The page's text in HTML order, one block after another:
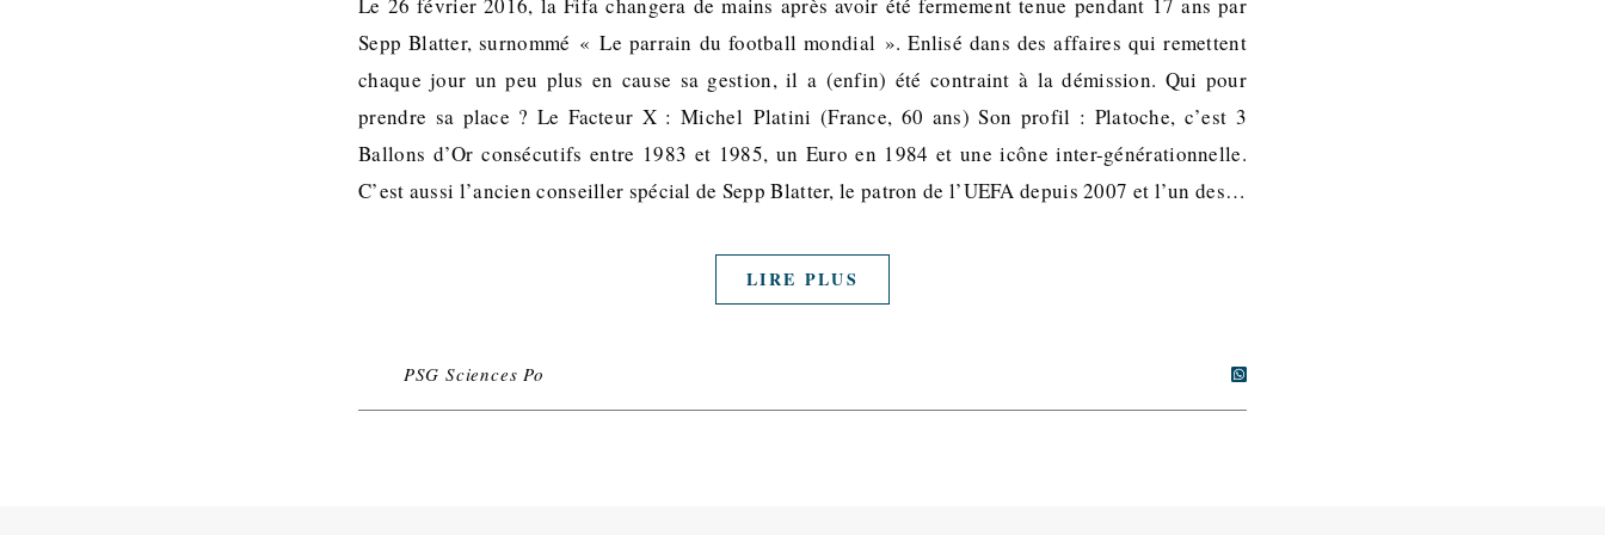
Sepp Blatter, surnommé « Le parrain du football mondial ». Enlisé dans des affaires qui remettent
chaque jour un peu plus en cause sa gestion, il a (enfin) été contraint à la démission. Qui pour
prendre sa place ? Le Facteur X : Michel Platini (France, 60 ans) Son profil : Platoche, c’est 3
Ballons d’Or consécutifs entre 1983 et 1985, un Euro en 1984 et une icône inter-générationnelle.
C’est aussi l’ancien conseiller spécial de Sepp Blatter, le patron de l’UEFA depuis 2007 et l’un des…
LIRE PLUS
PSG Sciences Po